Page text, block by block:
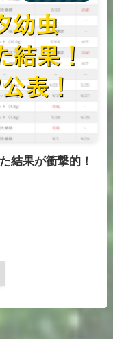
結果が衝撃的！